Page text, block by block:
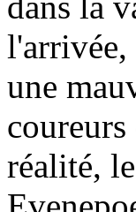
l'arrivée,
une
réalité,